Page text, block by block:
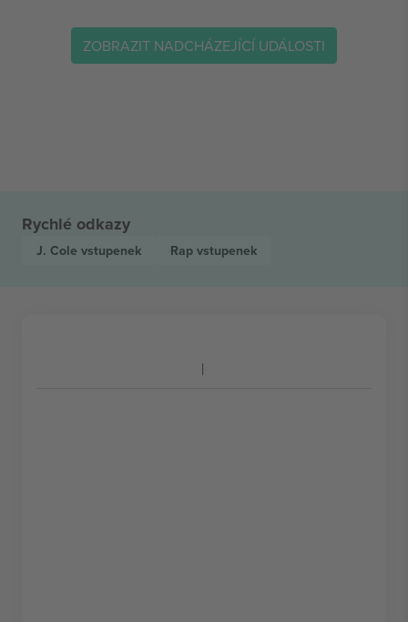
ZOBRAZIT NADCHÁZEJÍCÍ UDÁLOSTI
Rychlé odkazy
J. Cole vstupenek Rap vstupenek